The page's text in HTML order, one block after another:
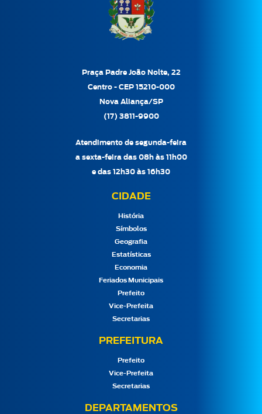
Praça Padre João Nolte, 22
Centro - CEP 15210-000
Nova Aliança/SP
(17) 3811-9900
Atendimento de segunda-feira
a sexta-feira das 08h às 11h00
e das 12h30 às 16h30
CIDADE
História
Símbolos
Geografia
Estatísticas
Economia
Feriados Municipais
Prefeito
Vice-Prefeita
Secretarias
PREFEITURA
Prefeito
Vice-Prefeita
Secretarias
DEPARTAMENTOS